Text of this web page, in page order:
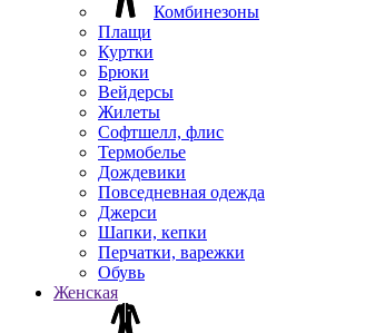
Комбинезоны
Плащи
Куртки
Брюки
Вейдерсы
Жилеты
Софтшелл, флис
Термобелье
Дождевики
Повседневная одежда
Джерси
Шапки, кепки
Перчатки, варежки
Обувь
Женская